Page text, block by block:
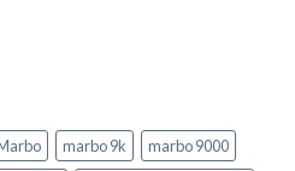
marbo 9k
marbo 9000